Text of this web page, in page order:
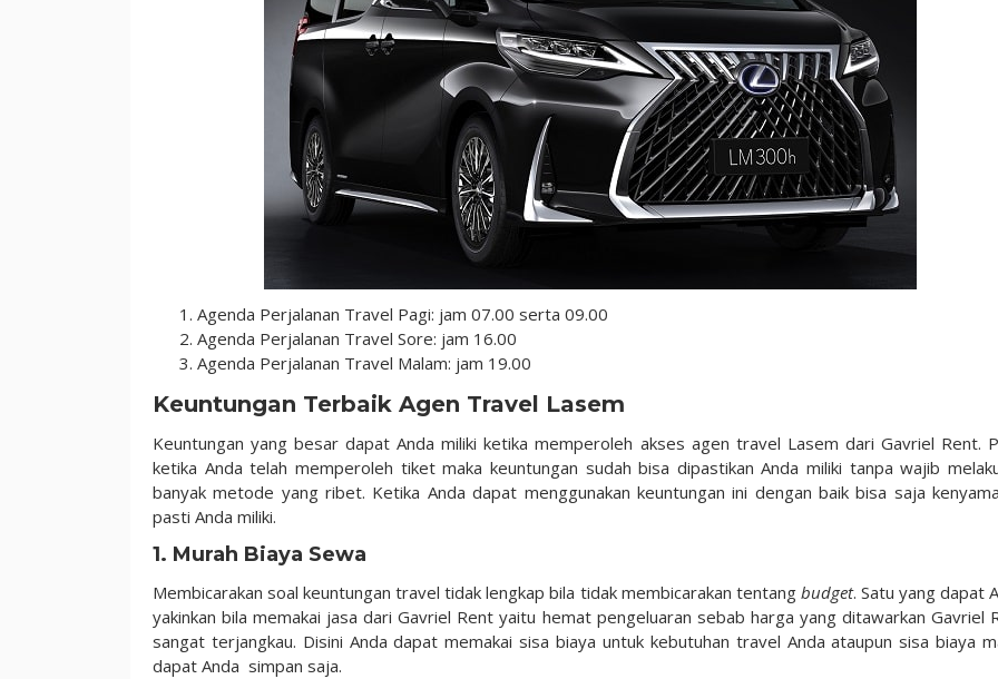
Agenda Perjalanan Travel Pagi: jam 07.00 serta 09.00
Agenda Perjalanan Travel Sore: jam 16.00
Agenda Perjalanan Travel Malam: jam 19.00
Keuntungan Terbaik Agen Travel Lasem
Keuntungan yang besar dapat Anda miliki ketika memperoleh akses agen travel Lasem dari Gavriel Rent.
ketika Anda telah memperoleh tiket maka keuntungan sudah bisa dipastikan Anda miliki tanpa wajib
banyak metode yang ribet. Ketika Anda dapat menggunakan keuntungan ini dengan baik bisa saja
pasti Anda miliki.
1. Murah Biaya Sewa
Membicarakan soal keuntungan travel tidak lengkap bila tidak membicarakan tentang budget. Satu yang dapat
yakinkan bila memakai jasa dari Gavriel Rent yaitu hemat pengeluaran sebab harga yang ditawarkan Gavriel
sangat terjangkau. Disini Anda dapat memakai sisa biaya untuk kebutuhan travel Anda ataupun sisa biaya
dapat Anda simpan saja.